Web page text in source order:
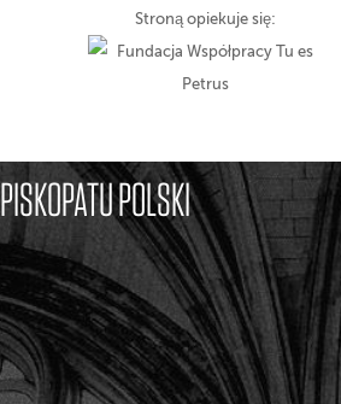
Stroną opiekuje się:
POLSKI